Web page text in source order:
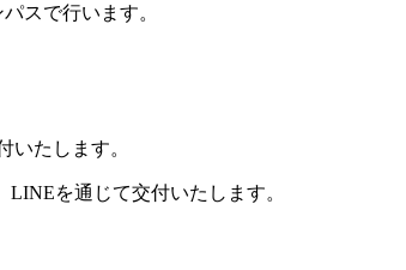
スで行います。
いたします。
を通じて交付いたします。